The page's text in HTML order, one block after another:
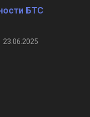
БТС
23.06.2025